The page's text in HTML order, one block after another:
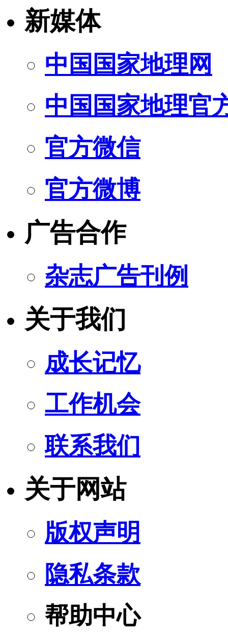
新媒体
中国国家地理网
中国国家地理官
官方微信
官方微博
广告合作
杂志广告刊例
关于我们
成长记忆
工作机会
联系我们
关于网站
版权声明
隐私条款
帮助中心